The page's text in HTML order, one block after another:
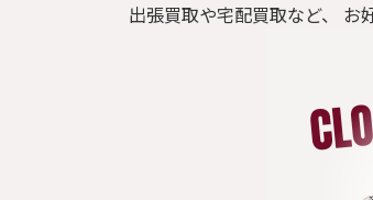
出張買取や宅配買取など、 お